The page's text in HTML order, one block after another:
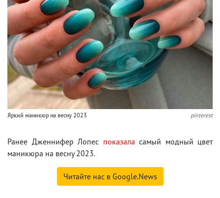
Яркий маникюр на весну 2023 pinterest
Ранее Дженнифер Лопес показала самый модный цвет
маникюра на весну 2023.
Читайте нас в Google.News